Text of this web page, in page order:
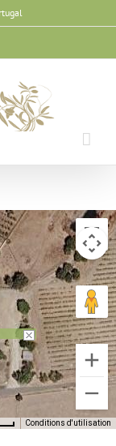
Conditions d'utilisation